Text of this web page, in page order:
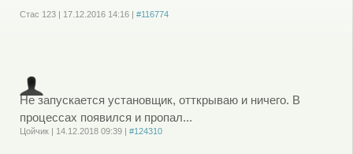
Стас 123| 17.12.2016 14:16| #116774
Не запускается установщик, отткрываю и ничего. В
процессах появился и пропал...
Цойчик| 14.12.2018 09:39| #124310